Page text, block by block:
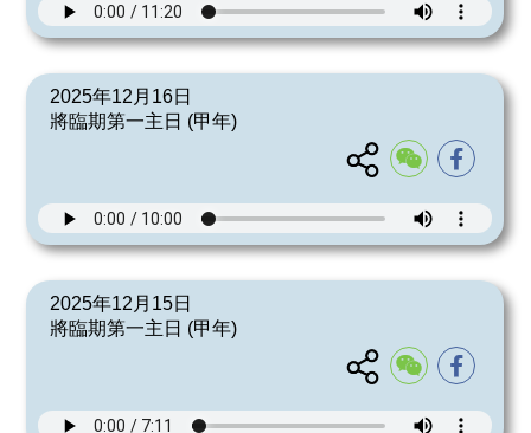
2025年12月16日
將臨期第一主日 (甲年)
2025年12月15日
將臨期第一主日 (甲年)